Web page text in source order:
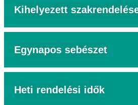
Kihelyezett
Egynapos sebészet
Heti rendelési idők